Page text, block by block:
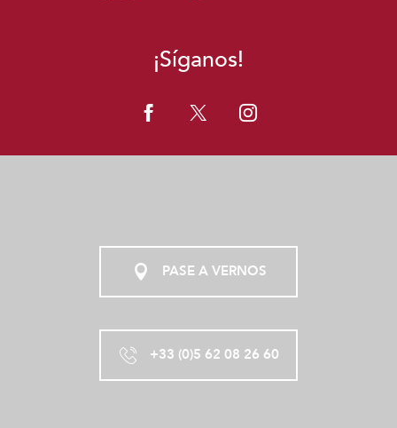
¡Síganos!
PASE A VERNOS
+33 (0)5 62 08 26 60